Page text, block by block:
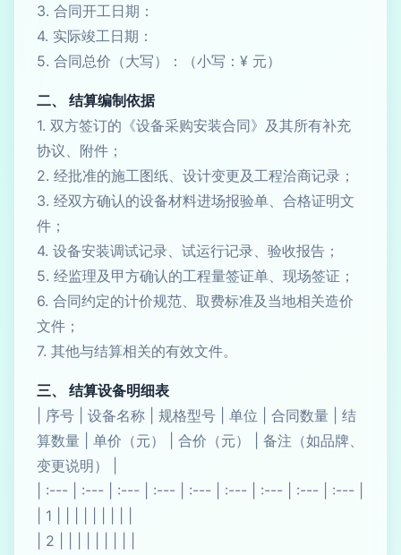
3. 合同开工日期：
4. 实际竣工日期：
5. 合同总价（大写）：（小写：¥ 元）
二、 结算编制依据
1. 双方签订的《设备采购安装合同》及其所有补充
协议、附件；
2. 经批准的施工图纸、设计变更及工程洽商记录；
3. 经双方确认的设备材料进场报验单、合格证明文
件；
4. 设备安装调试记录、试运行记录、验收报告；
5. 经监理及甲方确认的工程量签证单、现场签证；
6. 合同约定的计价规范、取费标准及当地相关造价
文件；
7. 其他与结算相关的有效文件。
三、 结算设备明细表
| 序号 | 设备名称 | 规格型号 | 单位 | 合同数量 | 结
算数量 | 单价（元） | 合价（元） | 备注（如品牌、
变更说明） |
| :--- | :--- | :--- | :--- | :--- | :--- | :--- | :--- | :--- |
| 1 | | | | | | | | |
| 2 | | | | | | | | |